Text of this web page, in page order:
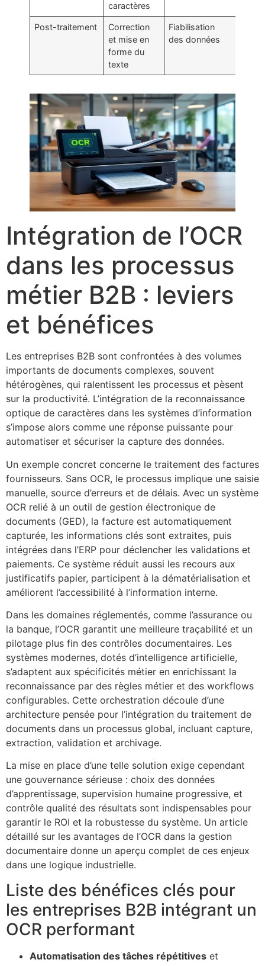
caractères
Post-traitement
Correction
et mise en
forme du
texte
Fiabilisation
des données
Intégration de l’OCR
dans les processus
métier B2B : leviers
et bénéfices
Les entreprises B2B sont confrontées à des volumes
importants de documents complexes, souvent
hétérogènes, qui ralentissent les processus et pèsent
sur la productivité. L’intégration de la reconnaissance
optique de caractères dans les systèmes d’information
s’impose alors comme une réponse puissante pour
automatiser et sécuriser la capture des données.
Un exemple concret concerne le traitement des factures
fournisseurs. Sans OCR, le processus implique une saisie
manuelle, source d’erreurs et de délais. Avec un système
OCR relié à un outil de gestion électronique de
documents (GED), la facture est automatiquement
capturée, les informations clés sont extraites, puis
intégrées dans l’ERP pour déclencher les validations et
paiements. Ce système réduit aussi les recours aux
justificatifs papier, participent à la dématérialisation et
améliorent l’accessibilité à l’information interne.
Dans les domaines réglementés, comme l’assurance ou
la banque, l’OCR garantit une meilleure traçabilité et un
pilotage plus fin des contrôles documentaires. Les
systèmes modernes, dotés d’intelligence artificielle,
s’adaptent aux spécificités métier en enrichissant la
reconnaissance par des règles métier et des workflows
configurables. Cette orchestration découle d’une
architecture pensée pour l’intégration du traitement de
documents dans un processus global, incluant capture,
extraction, validation et archivage.
La mise en place d’une telle solution exige cependant
une gouvernance sérieuse : choix des données
d’apprentissage, supervision humaine progressive, et
contrôle qualité des résultats sont indispensables pour
garantir le ROI et la robustesse du système. Un article
détaillé sur les avantages de l’OCR dans la gestion
documentaire donne un aperçu complet de ces enjeux
dans une logique industrielle.
Liste des bénéfices clés pour
les entreprises B2B intégrant un
OCR performant
Automatisation des tâches répétitives et